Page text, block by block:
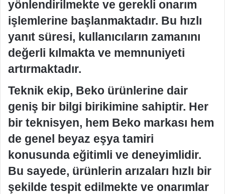
yönlendirilmekte ve gerekli onarım
işlemlerine başlanmaktadır. Bu hızlı
yanıt süresi, kullanıcıların zamanını
değerli kılmakta ve memnuniyeti
artırmaktadır.
Teknik ekip, Beko ürünlerine dair
geniş bir bilgi birikimine sahiptir. Her
bir teknisyen, hem Beko markası hem
de genel beyaz eşya tamiri
konusunda eğitimli ve deneyimlidir.
Bu sayede, ürünlerin arızaları hızlı bir
şekilde tespit edilmekte ve onarımlar